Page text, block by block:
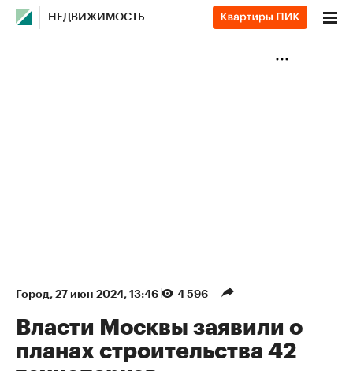
НЕДВИЖИМОСТЬ
Город⁠, 27 июн 2024, 13:46 4 596
Власти Москвы заявили о
планах строительства 42